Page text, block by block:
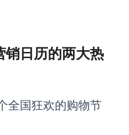
日历的两大热
全国狂欢的购物节